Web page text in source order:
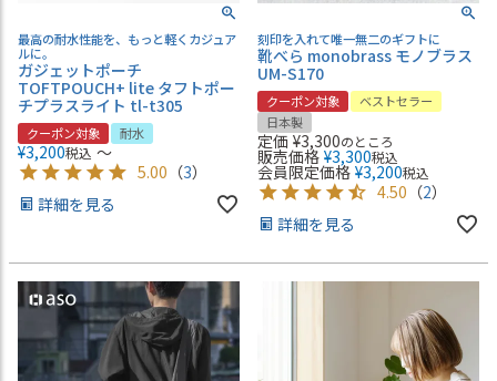
最高の耐水性能を、もっと軽くカジュア
ルに。
ガジェットポーチ
TOFTPOUCH+ lite タフトポー
チプラスライト tl-t305
クーポン対象 耐水
¥3,200税込 〜
5.00 （3）
詳細を見る
刻印を入れて唯一無二のギフトに
靴べら monobrass モノブラス
UM-S170
クーポン対象
ベストセラー
日本製
定価 ¥3,300のところ
販売価格 ¥3,300税込
会員限定価格 ¥3,200税込
4.50 （2）
詳細を見る